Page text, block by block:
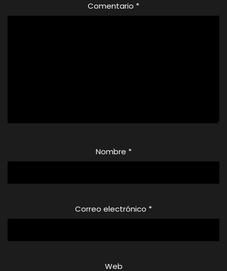
Comentario *
Nombre *
Correo electrónico *
Web